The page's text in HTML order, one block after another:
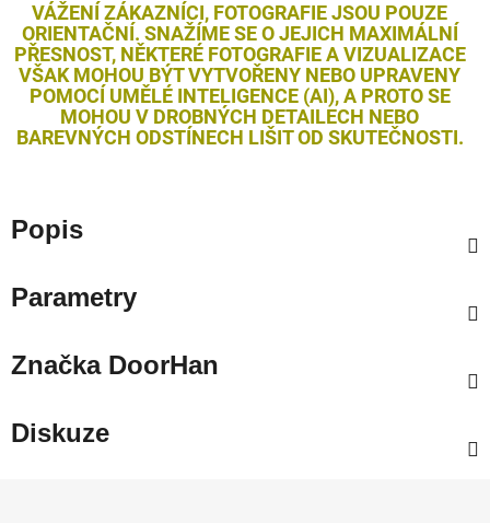
VÁŽENÍ ZÁKAZNÍCI, FOTOGRAFIE JSOU POUZE
ORIENTAČNÍ. SNAŽÍME SE O JEJICH MAXIMÁLNÍ
PŘESNOST, NĚKTERÉ FOTOGRAFIE A VIZUALIZACE
VŠAK MOHOU BÝT VYTVOŘENY NEBO UPRAVENY
POMOCÍ UMĚLÉ INTELIGENCE (AI), A PROTO SE
MOHOU V DROBNÝCH DETAILECH NEBO
BAREVNÝCH ODSTÍNECH LIŠIT OD SKUTEČNOSTI.
Popis
Parametry
ZnačkaDoorHan
Diskuze